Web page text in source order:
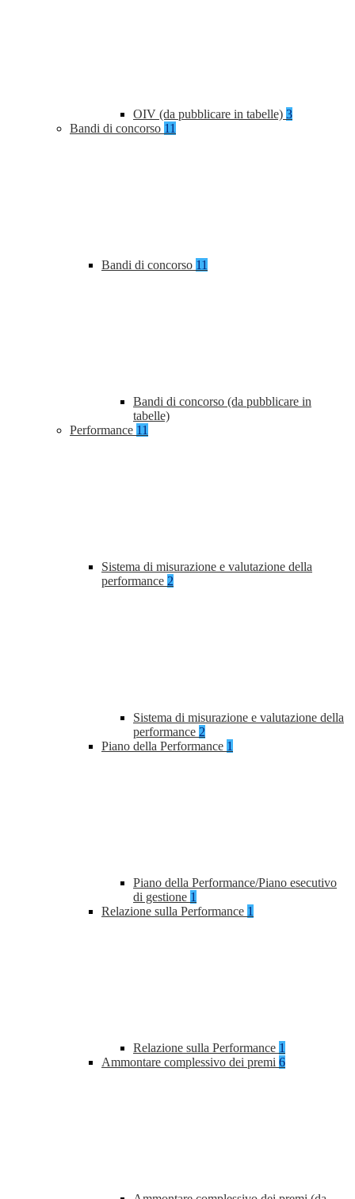
OIV (da pubblicare in tabelle) 3
Bandi di concorso 11
Bandi di concorso 11
Bandi di concorso (da pubblicare in
tabelle)
Performance 11
Sistema di misurazione e valutazione della
performance 2
Sistema di misurazione e valutazione della
performance 2
Piano della Performance 1
Piano della Performance/Piano esecutivo
di gestione 1
Relazione sulla Performance 1
Relazione sulla Performance 1
Ammontare complessivo dei premi 6